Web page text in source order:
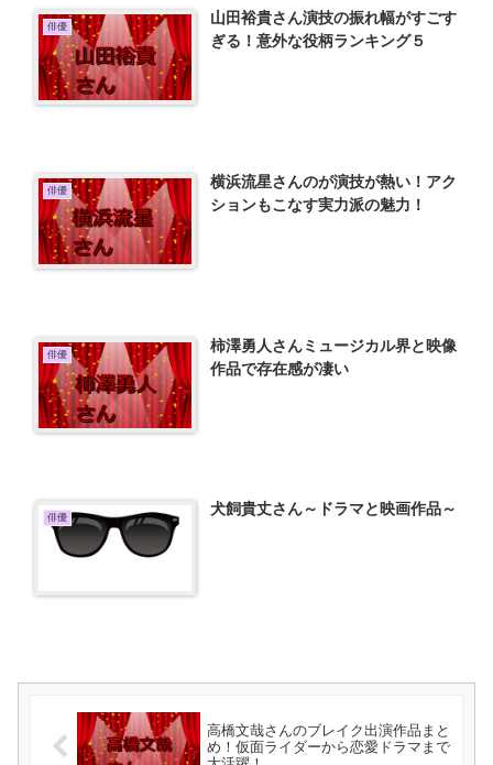
俳優
山田裕貴さん演技の振れ幅がすごす
ぎる！意外な役柄ランキング５
俳優
横浜流星さんのが演技が熱い！アク
ションもこなす実力派の魅力！
俳優
柿澤勇人さんミュージカル界と映像
作品で存在感が凄い
俳優 犬飼貴丈さん～ドラマと映画作品～
高橋文哉さんのブレイク出演作品まと
め！仮面ライダーから恋愛ドラマまで